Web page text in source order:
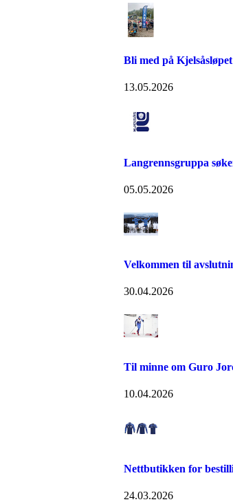
Bli med på
13.05.2026
Langrennsgruppa
05.05.2026
Velkommen til
30.04.2026
Til minne om Guro
10.04.2026
Nettbutikken for
24.03.2026